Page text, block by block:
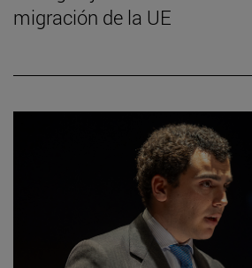
migración de la UE